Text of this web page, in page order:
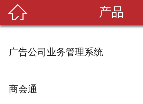
 产品
广告公司业务管理系统
商会通